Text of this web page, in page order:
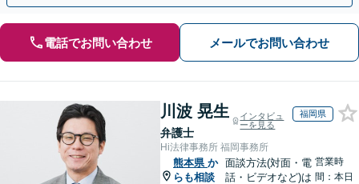
電話でお問い合わせ メールでお問い合わせ
川波 晃生
弁護士
インタビュ
ーを見る
福岡県
Hi法律事務所 福岡事務所
熊本県 か
らも相談
面談方法(対面・電
話・ビデオなど)は
営業時
間：本日